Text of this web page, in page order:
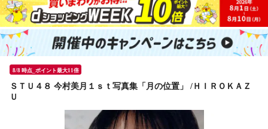
8/8 時点_ポイント最大11倍
ＳＴＵ４８ 今村美月１ｓｔ写真集「月の位置」 /ＨＩＲＯＫＡＺ
Ｕ